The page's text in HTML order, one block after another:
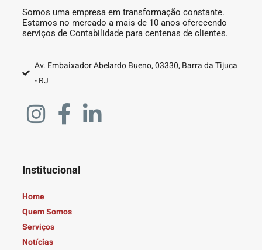
Somos uma empresa em transformação constante.
Estamos no mercado a mais de 10 anos oferecendo
serviços de Contabilidade para centenas de clientes.
Av. Embaixador Abelardo Bueno, 03330, Barra da Tijuca
- RJ
Institucional
Home
Quem Somos
Serviços
Notícias